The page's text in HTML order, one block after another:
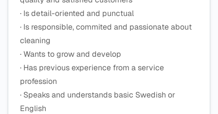
· Is detail-oriented and punctual
· Is responsible, commited and passionate about
cleaning
· Wants to grow and develop
· Has previous experience from a service
profession
· Speaks and understands basic Swedish or
English